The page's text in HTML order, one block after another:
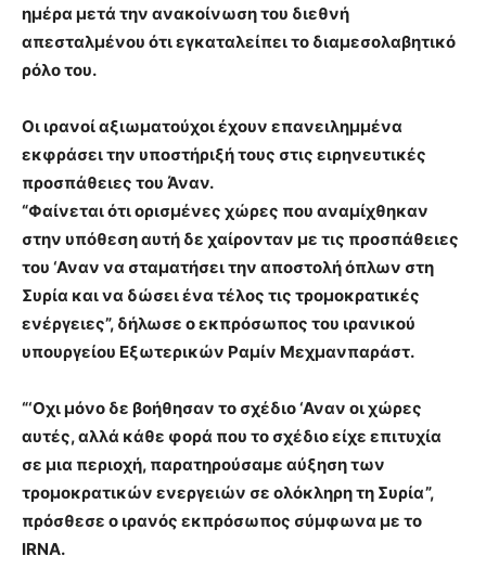
ημέρα μετά την ανακοίνωση του διεθνή
απεσταλμένου ότι εγκαταλείπει το διαμεσολαβητικό
ρόλο του.
Οι ιρανοί αξιωματούχοι έχουν επανειλημμένα
εκφράσει την υποστήριξή τους στις ειρηνευτικές
προσπάθειες του Άναν.
“Φαίνεται ότι ορισμένες χώρες που αναμίχθηκαν
στην υπόθεση αυτή δε χαίρονταν με τις προσπάθειες
του ‘Αναν να σταματήσει την αποστολή όπλων στη
Συρία και να δώσει ένα τέλος τις τρομοκρατικές
ενέργειες”, δήλωσε ο εκπρόσωπος του ιρανικού
υπουργείου Εξωτερικών Ραμίν Μεχμανπαράστ.
“‘Οχι μόνο δε βοήθησαν το σχέδιο ‘Αναν οι χώρες
αυτές, αλλά κάθε φορά που το σχέδιο είχε επιτυχία
σε μια περιοχή, παρατηρούσαμε αύξηση των
τρομοκρατικών ενεργειών σε ολόκληρη τη Συρία”,
πρόσθεσε ο ιρανός εκπρόσωπος σύμφωνα με το
IRNA.